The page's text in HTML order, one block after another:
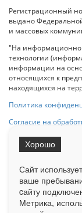
Регистрационный
выдано
и массовых
"На
технологии
информации на
относящихся к
находящихся на
Политика
Согласие на
на Сетевое
Ограниченная
Liveinternet.ru .
Сайт
ваше
cайту
Метрика,
Хорошо